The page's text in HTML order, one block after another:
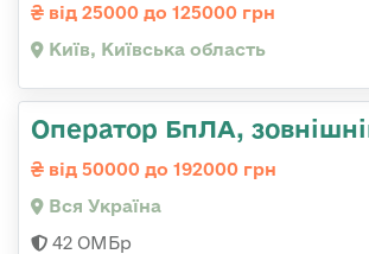
від 25000 до 125000 грн
Київ, Київська область
Оператор БпЛА,
від 50000 до 192000 грн
Вся Україна
42 ОМБр